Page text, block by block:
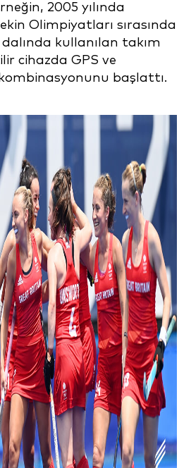
2005 yılında
Olimpiyatları sırasında
kullanılan takım
cihazda GPS ve
başlattı.